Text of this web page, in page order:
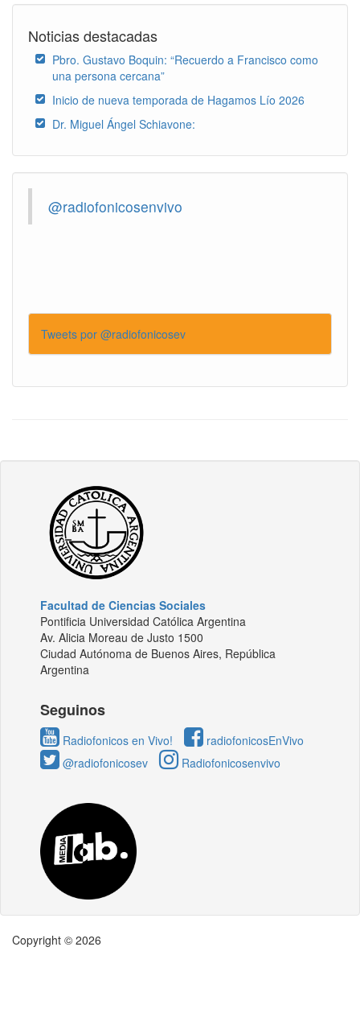
Noticias destacadas
Pbro. Gustavo Boquin: “Recuerdo a Francisco como
una persona cercana”
Inicio de nueva temporada de Hagamos Lío 2026
Dr. Miguel Ángel Schiavone:
@radiofonicosenvivo
Tweets por @radiofonicosev
Facultad de Ciencias Sociales
Pontificia Universidad Católica Argentina
Av. Alicia Moreau de Justo 1500
Ciudad Autónoma de Buenos Aires, República
Argentina
Seguinos
Radiofonicos en Vivo!
radiofonicosEnVivo
@radiofonicosev
Radiofonicosenvivo
Copyright © 2026